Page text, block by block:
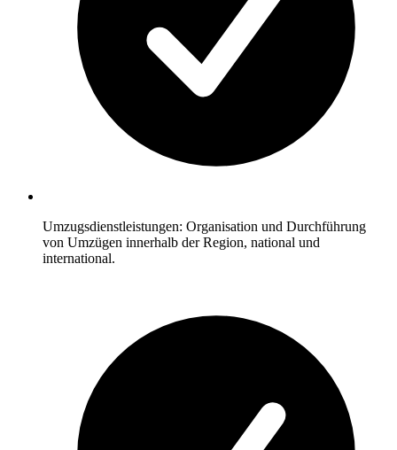
Umzugsdienstleistungen: Organisation und Durchführung
von Umzügen innerhalb der Region, national und
international.